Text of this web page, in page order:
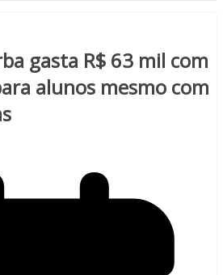
gasta R$ 63 mil com
alunos mesmo com